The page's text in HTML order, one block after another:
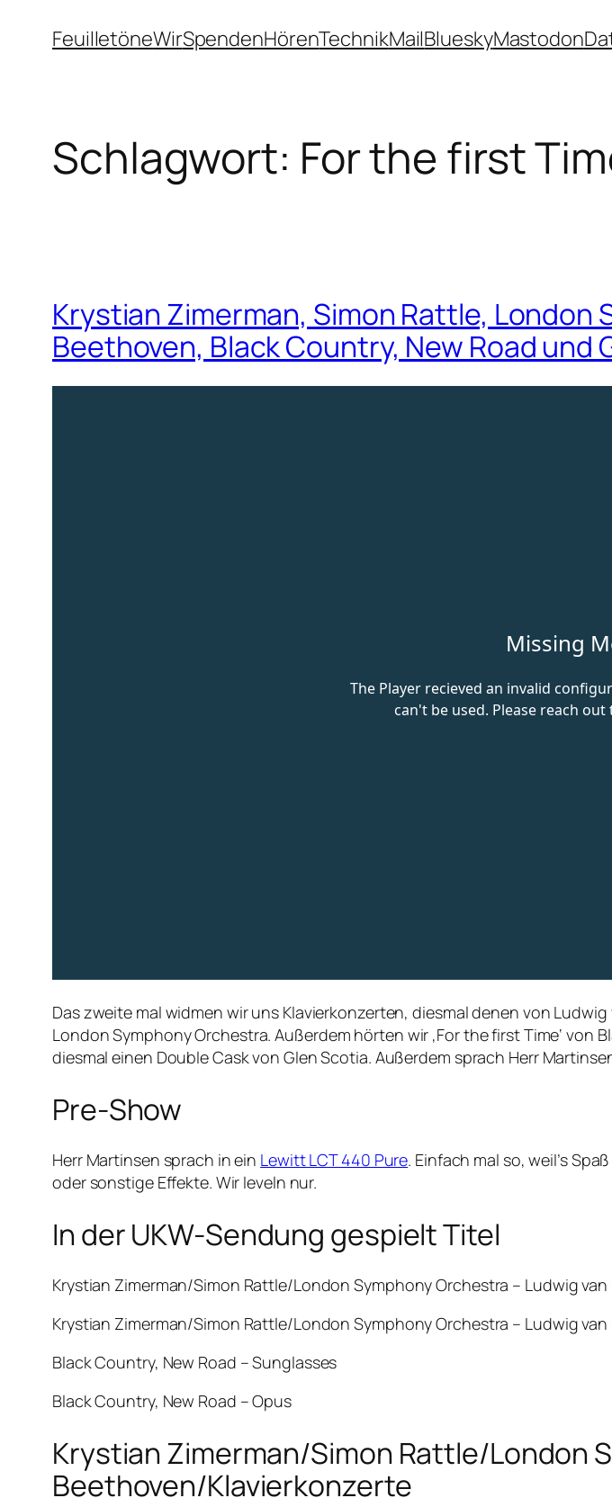
InhaltFeuilletöneWirSpendenHörenTechnikMailBlueskyMastodon
Schlagwort: For the first
Krystian Zimerman, Simon Rattle, London
Beethoven, Black Country, New Road und
Das zweite mal widmen wir uns Klavierkonzerten, diesmal denen von
London Symphony Orchestra. Außerdem hörten wir ‚For the first Time‘ von
diesmal einen Double Cask von Glen Scotia. Außerdem sprach Herr
Pre-Show
Herr Martinsen sprach in ein Lewitt LCT 440 Pure. Einfach mal so, weil’s
oder sonstige Effekte. Wir leveln nur.
In der UKW-Sendung gespielt Titel
Krystian Zimerman/Simon Rattle/London Symphony Orchestra – Ludwig
Krystian Zimerman/Simon Rattle/London Symphony Orchestra – Ludwig
Black Country, New Road – Sunglasses
Black Country, New Road – Opus
Krystian Zimerman/Simon Rattle/London
Beethoven/Klavierkonzerte